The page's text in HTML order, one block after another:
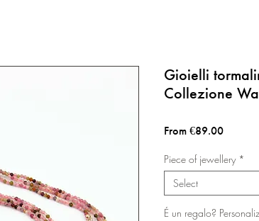
Gioielli
Collezione
From €89.00Sale
Piece of jewellery *
Select
É un regalo?